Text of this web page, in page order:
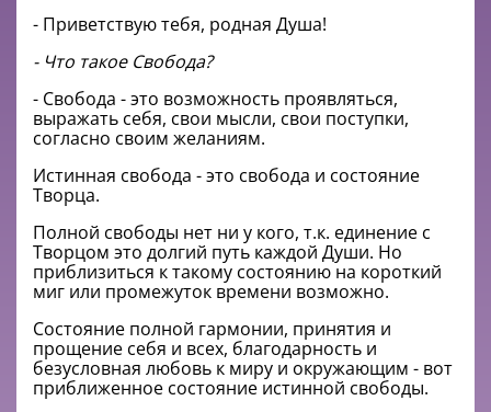
- Приветствую тебя, родная Душа!
- Что такое Свобода?
- Свобода - это возможность проявляться,
выражать себя, свои мысли, свои поступки,
согласно своим желаниям.
Истинная свобода - это свобода и состояние
Творца.
Полной свободы нет ни у кого, т.к. единение с
Творцом это долгий путь каждой Души. Но
приблизиться к такому состоянию на короткий
миг или промежуток времени возможно.
Состояние полной гармонии, принятия и
прощение себя и всех, благодарность и
безусловная любовь к миру и окружающим - вот
приближенное состояние истинной свободы.